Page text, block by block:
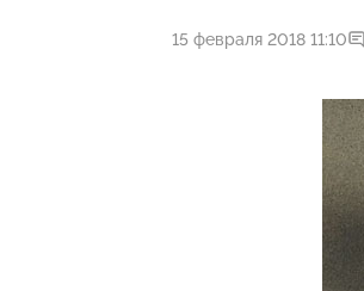
15 февраля 2018 11:10